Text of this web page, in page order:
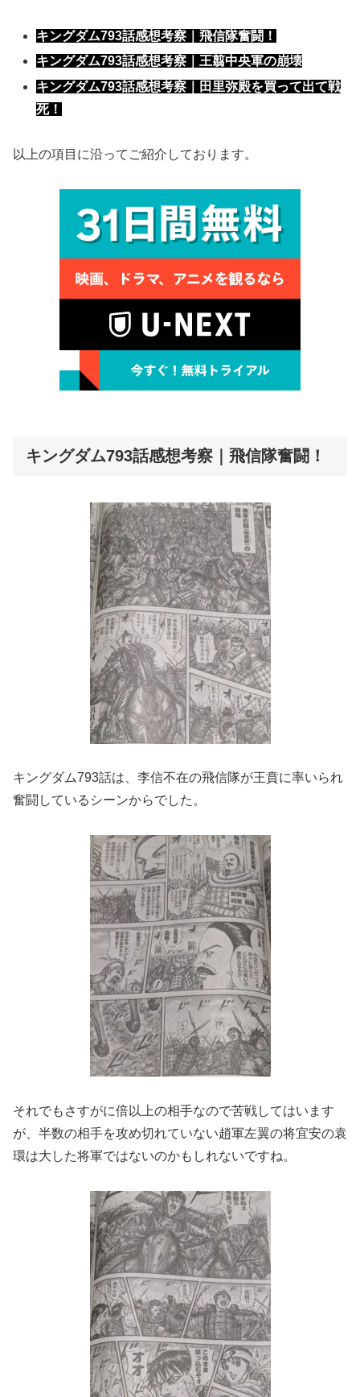
キングダム793話感想考察｜飛信隊奮闘！
キングダム793話感想考察｜王翦中央軍の崩壊
キングダム793話感想考察｜田里弥殿を買って出て戦
死！
以上の項目に沿ってご紹介しております。
キングダム793話感想考察｜飛信隊奮闘！
キングダム793話は、李信不在の飛信隊が王賁に率いられ
奮闘しているシーンからでした。
それでもさすがに倍以上の相手なので苦戦してはいます
が、半数の相手を攻め切れていない趙軍左翼の将宜安の袁
環は大した将軍ではないのかもしれないですね。